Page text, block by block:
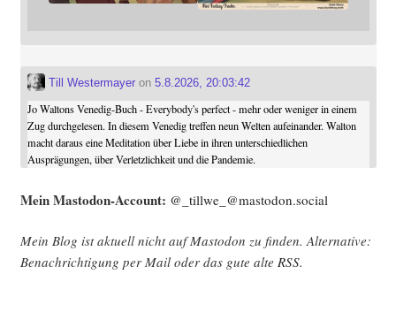
Till Westermayeron 5.8.2026, 20:03:42
Jo Waltons Venedig-Buch - Everybody's perfect - mehr oder weniger in einem
Zug durchgelesen. In diesem Venedig treffen neun Welten aufeinander. Walton
macht daraus eine Meditation über Liebe in ihren unterschiedlichen
Ausprägungen, über Verletzlichkeit und die Pandemie.
Mein Mast­o­don-Account: @_tillwe_@mastodon.social
Mein Blog ist aktu­ell nicht auf Mast­o­don zu fin­den. Alter­na­ti­ve:
Benach­rich­ti­gung per Mail oder das gute alte RSS.